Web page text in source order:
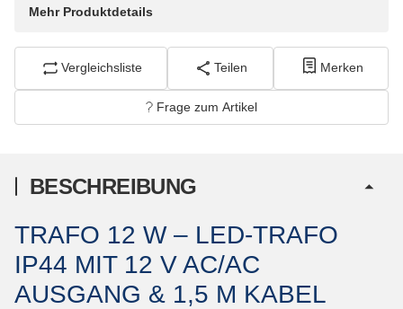
Mehr Produktdetails
Vergleichsliste Teilen Merken
Frage zum Artikel
BESCHREIBUNG
TRAFO 12 W – LED-TRAFO
IP44 MIT 12 V AC/AC
AUSGANG & 1,5 M KABEL